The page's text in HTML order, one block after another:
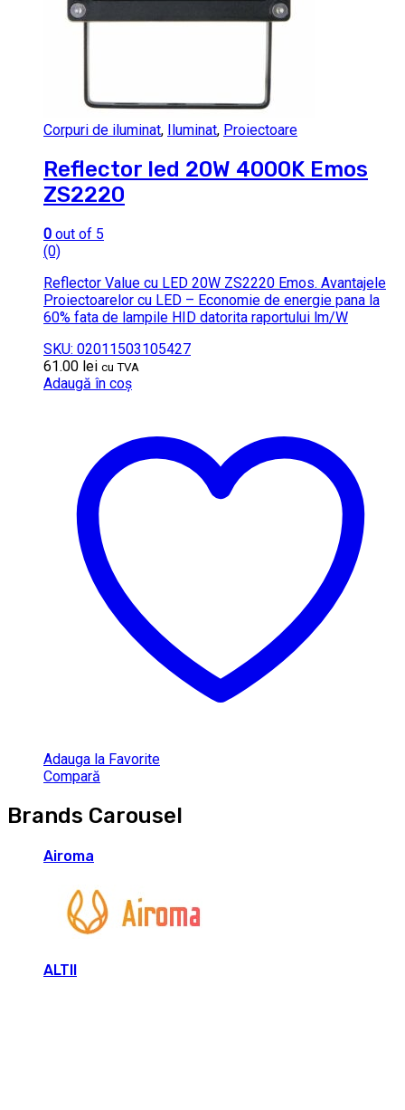
Corpuri de iluminat, Iluminat, Proiectoare
Reflector led 20W 4000K Emos
ZS2220
0 out of 5
(0)
Reflector Value cu LED 20W ZS2220 Emos. Avantajele
Proiectoarelor cu LED – Economie de energie pana la
60% fata de lampile HID datorita raportului lm/W
SKU: 02011503105427
61.00 lei cu TVA
Adaugă în coș
Adauga la Favorite
Compară
Brands Carousel
Airoma
ALTII